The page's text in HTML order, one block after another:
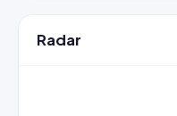
Radar